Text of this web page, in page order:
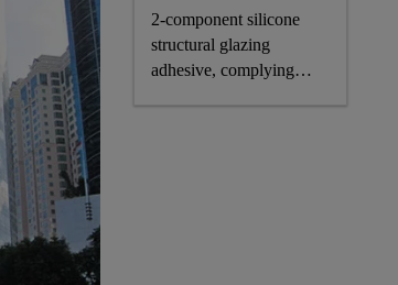
2-component silicone
structural glazing
adhesive, complying